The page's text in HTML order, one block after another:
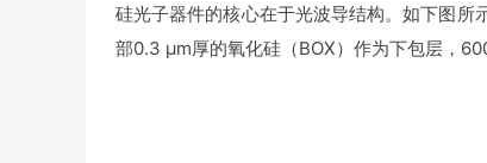
硅光子器件的核心在于光波导结构。如下图
部0.3 μm厚的氧化硅（BOX）作为下包层，